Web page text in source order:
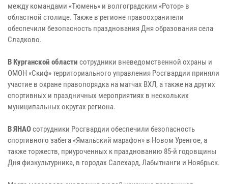
между командами «Тюмень» и волгоградским «Ротор» в
областной столице. Также в регионе правоохранители
обеспечили безопасность празднования Дня образования села
Сладково.
В Курганской области сотрудники вневедомственной охраны и
ОМОН «Скиф» территориального управления Росгвардии приняли
участие в охране правопорядка на матчах ВХЛ, а также на других
спортивных и праздничных мероприятиях в нескольких
муниципальных округах региона.
В ЯНАОсотрудники Росгвардии обеспечили безопасность
спортивного забега «Ямальский марафон» в Новом Уренгое, а
также торжеств, приуроченных к празднованию 85-й годовщины
Дня физкультурника, в городах Салехард, Лабытнанги и Ноябрьск.